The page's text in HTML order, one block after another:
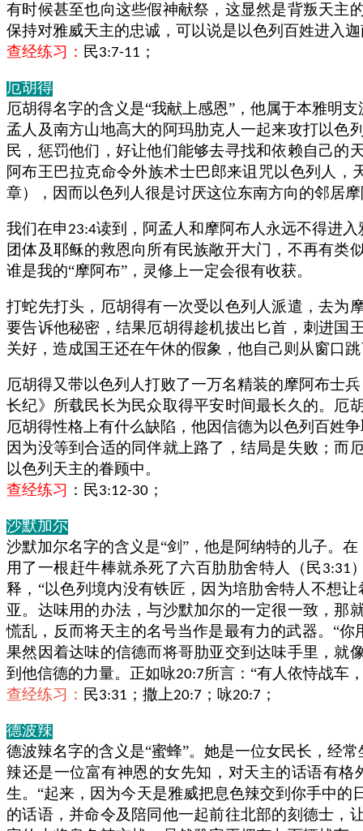
有时候甚至也向这些假神献祭，这显然是背叛天主
保持对雅威天主的忠诚，可以说是以色列百姓进入
查经练习： 民3:7-11 ；
厄胡得
厄胡得名字的含义是“我献上感恩”，他属于本雅明
孟人及南方山地高大的阿玛肋克人一起来攻打以色
民，惩罚他们，好让他们能够去寻找和依赖自己的
阿布王巴拉克命令外族术士巴郎来诅咒以色列人
章），因而以色列人很是讨厌这位东南方向的邻居
我们在申23:4读到，阿孟人和摩阿布人永远不得进
团体及耶稣的救恩向所有民族敞开大门，不再有类
谁是我的“摩阿布”，灵修上一定会很有收获。
打蛇先打头，厄胡得有一次受以色列人派遣，去为
要告诉他秘密，结果厄胡得趁机拔出匕首，刺进国
关好，造成国王还在午休的假象，他自己则从窗口
厄胡得又带以色列人打败了一万名精装的摩阿布士
长纪》所载民长为民众取得平安时间最长久的。厄
厄胡得性格上有什么缺陷，他因信德为以色列百姓
因为没等到合适的同伴就上路了，结局是失败；而
以色列天主的眷顾中。
查经练习 ：民3:12-30 ；
沙默加尔
沙默加尔名字的含义是“剑”，他是阿纳特的儿子。
用了一根赶牛棒就杀死了六百肋肋舍特人（民3:31
释，“以色列境内没有铁匠，因为培肋舍特人不想
亚。达味用的办法，与沙默加尔的一定很一致，那
慌乱，反而将天主的名号当作是最有力的武器。“
果然因着达味的信德而将哥肋亚交到达味手里，就
到他信德的力量。正如咏20:7所言：“有人依恃战车
查经练习： 民3:31 ；撒上20:7 ；咏20:7 ；
德波辣
德波辣名字的含义是“蜜蜂”。她是一位女民长，经
辣还是一位富有神恩的女先知，对天主的话语有
生。“起来，因为今天是雅威把息色辣交到你手中的
的话语，并命令及陪同他一起前往北部的刻德士，